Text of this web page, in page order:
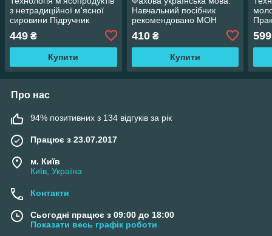
з нетрадиційної м'ясної
сировини Підручник
України Пешук Л.В.
449 ₴
Купити
Навчальний посібник
рекомендовано МОН
410₴
Купити
МОН
599
Про нас
94% позитивних з 134 відгуків за рік
Працює з 23.07.2017
м. Київ
Київ, Україна
Контакти
Сьогодні працює з 09:00 до 18:00
Показати весь графік роботи